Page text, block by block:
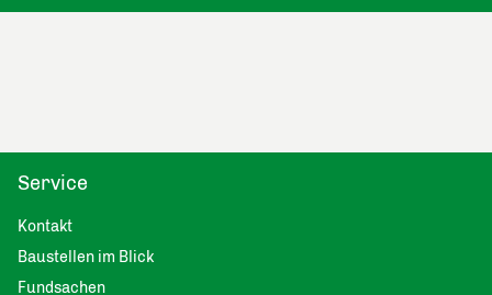
Service
Kontakt
Baustellen im Blick
Fundsachen